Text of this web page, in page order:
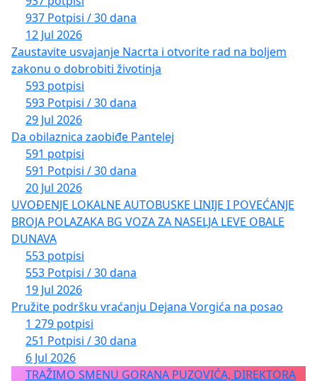
937 Potpisi / 30 dana
12 Jul 2026
Zaustavite usvajanje Nacrta i otvorite rad na boljem
zakonu o dobrobiti životinja
593 potpisi
593 Potpisi / 30 dana
29 Jul 2026
Da obilaznica zaobiđe Pantelej
591 potpisi
591 Potpisi / 30 dana
20 Jul 2026
UVOĐENJE LOKALNE AUTOBUSKE LINIJE I POVEĆANJE
BROJA POLAZAKA BG VOZA ZA NASELJA LEVE OBALE
DUNAVA
553 potpisi
553 Potpisi / 30 dana
19 Jul 2026
Pružite podršku vraćanju Dejana Vorgića na posao
1 279 potpisi
251 Potpisi / 30 dana
6 Jul 2026
TRAŽIMO SMENU GORANA PUZOVIĆA, DIREKTORA